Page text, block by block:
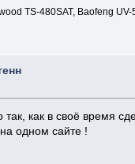
TS-480SAT, Baofeng UV-
как в своё время
на одном сайте !